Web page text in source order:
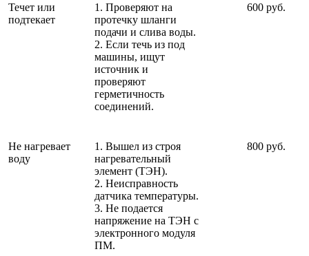
Течет или
подтекает
1. Проверяют на
протечку шланги
подачи и слива воды.
2. Если течь из под
машины, ищут
источник и
проверяют
герметичность
соединений.
600 руб.
Не нагревает
воду
1. Вышел из строя
нагревательный
элемент (ТЭН).
2. Неисправность
датчика температуры.
3. Не подается
напряжение на ТЭН с
электронного модуля
ПМ.
800 руб.